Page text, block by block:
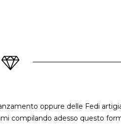
oppure delle Fedi
compilando adesso questo